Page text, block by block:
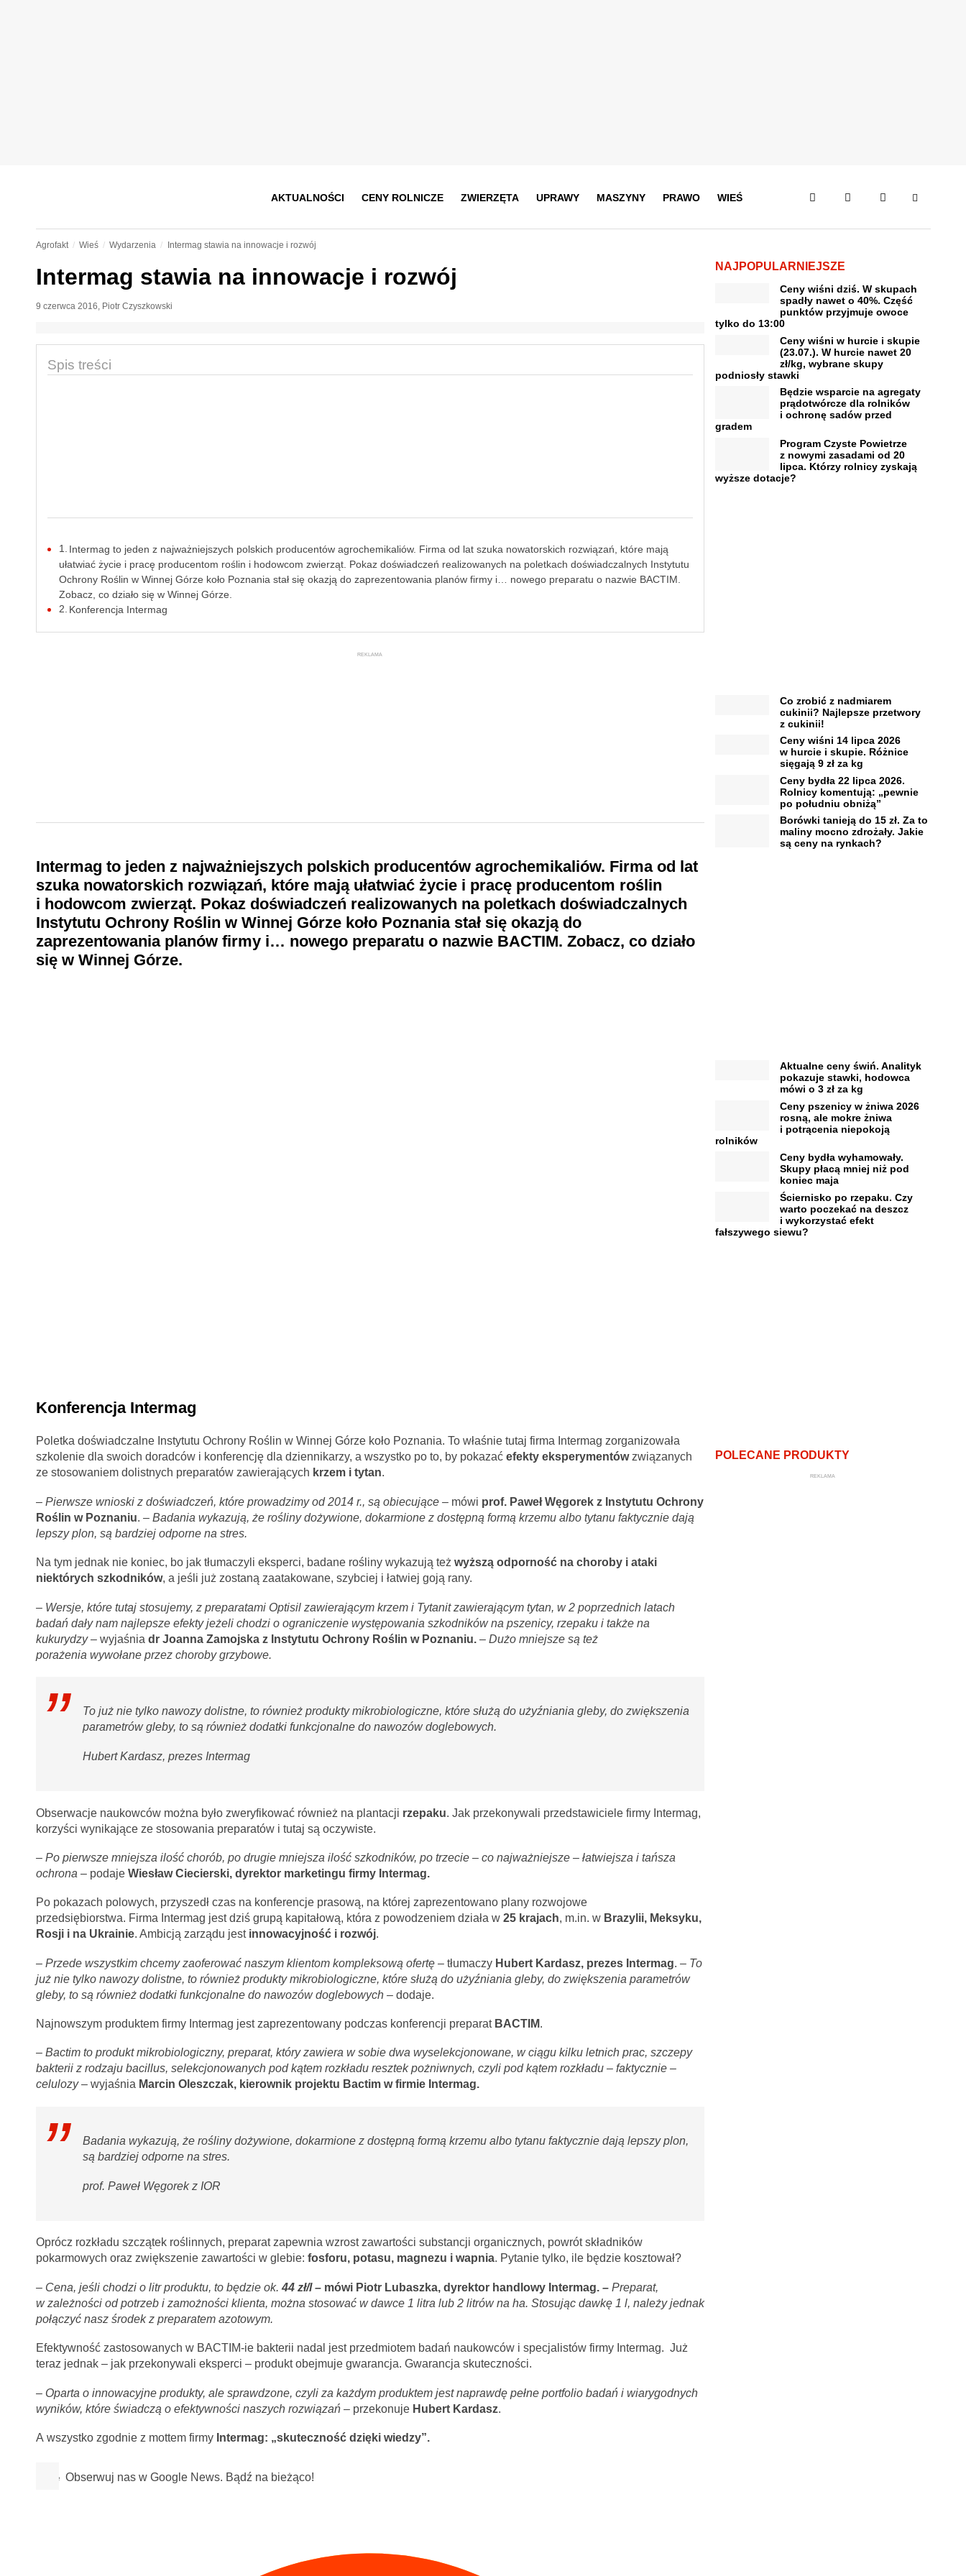
AKTUALNOŚCI CENY ROLNICZE ZWIERZĘTA UPRAWY MASZYNY PRAWO WIEŚ
Agrofakt Wieś Wydarzenia Intermag stawia na innowacje i rozwój
Intermag stawia na innowacje i rozwój
9 czerwca 2016, Piotr Czyszkowski
Spis treści
Intermag to jeden z najważniejszych polskich producentów agrochemikaliów. Firma od lat szuka nowatorskich rozwiązań, które mają
ułatwiać życie i pracę producentom roślin i hodowcom zwierząt. Pokaz doświadczeń realizowanych na poletkach doświadczalnych Instytutu
Ochrony Roślin w Winnej Górze koło Poznania stał się okazją do zaprezentowania planów firmy i… nowego preparatu o nazwie BACTIM.
Zobacz, co działo się w Winnej Górze.
Konferencja Intermag
REKLAMA
Intermag to jeden z najważniejszych polskich producentów agrochemikaliów. Firma od lat
szuka nowatorskich rozwiązań, które mają ułatwiać życie i pracę producentom roślin
i hodowcom zwierząt. Pokaz doświadczeń realizowanych na poletkach doświadczalnych
Instytutu Ochrony Roślin w Winnej Górze koło Poznania stał się okazją do
zaprezentowania planów firmy i… nowego preparatu o nazwie BACTIM. Zobacz, co działo
się w Winnej Górze.
Konferencja Intermag
Poletka doświadczalne Instytutu Ochrony Roślin w Winnej Górze koło Poznania. To właśnie tutaj firma Intermag zorganizowała
szkolenie dla swoich doradców i konferencję dla dziennikarzy, a wszystko po to, by pokazać efekty eksperymentówzwiązanych
ze stosowaniem dolistnych preparatów zawierających krzem i tytan.
– Pierwsze wnioski z doświadczeń, które prowadzimy od 2014 r., są obiecujące –mówi prof. Paweł Węgorek z Instytutu Ochrony
Roślin w Poznaniu. –Badania wykazują, że rośliny dożywione, dokarmione z dostępną formą krzemu albo tytanu faktycznie dają
lepszy plon, są bardziej odporne na stres.
Na tym jednak nie koniec, bo jak tłumaczyli eksperci, badane rośliny wykazują też wyższą odporność na choroby i ataki
niektórych szkodników, a jeśli już zostaną zaatakowane, szybciej i łatwiej goją rany.
– Wersje, które tutaj stosujemy, z preparatami Optisil zawierającym krzem i Tytanit zawierającym tytan, w 2 poprzednich latach
badań dały nam najlepsze efekty jeżeli chodzi o ograniczenie występowania szkodników na pszenicy, rzepaku i także na
kukurydzy – wyjaśnia dr Joanna Zamojska z Instytutu Ochrony Roślin w Poznaniu. – Dużo mniejsze są też
porażenia wywołane przez choroby grzybowe.
To już nie tylko nawozy dolistne, to również produkty mikrobiologiczne, które służą do użyźniania gleby, do zwiększenia
parametrów gleby, to są również dodatki funkcjonalne do nawozów doglebowych.
Hubert Kardasz, prezes Intermag
Obserwacje naukowców można było zweryfikować również na plantacji rzepaku. Jak przekonywali przedstawiciele firmy Intermag,
korzyści wynikające ze stosowania preparatów i tutaj są oczywiste.
– Po pierwsze mniejsza ilość chorób, po drugie mniejsza ilość szkodników, po trzecie – co najważniejsze – łatwiejsza i tańsza
ochrona – podaje Wiesław Ciecierski, dyrektor marketingu firmy Intermag.
Po pokazach polowych, przyszedł czas na konferencje prasową, na której zaprezentowano plany rozwojowe
przedsiębiorstwa. Firma Intermag jest dziś grupą kapitałową, która z powodzeniem działa w 25 krajach, m.in. w Brazylii, Meksyku,
Rosji i na Ukrainie. Ambicją zarządu jest innowacyjność i rozwój.
– Przede wszystkim chcemy zaoferować naszym klientom kompleksową ofertę –tłumaczy Hubert Kardasz, prezes Intermag. –To
już nie tylko nawozy dolistne, to również produkty mikrobiologiczne, które służą do użyźniania gleby, do zwiększenia parametrów
gleby, to są również dodatki funkcjonalne do nawozów doglebowych – dodaje.
Najnowszym produktem firmy Intermag jest zaprezentowany podczas konferencji preparat BACTIM.
– Bactim to produkt mikrobiologiczny, preparat, który zawiera w sobie dwa wyselekcjonowane, w ciągu kilku letnich prac, szczepy
bakterii z rodzaju bacillus, selekcjonowanych pod kątem rozkładu resztek pożniwnych, czyli pod kątem rozkładu – faktycznie –
celulozy– wyjaśnia Marcin Oleszczak, kierownik projektu Bactim w firmie Intermag.
Badania wykazują, że rośliny dożywione, dokarmione z dostępną formą krzemu albo tytanu faktycznie dają lepszy plon,
są bardziej odporne na stres.
prof. Paweł Węgorek z IOR
Oprócz rozkładu szczątek roślinnych, preparat zapewnia wzrost zawartości substancji organicznych, powrót składników
pokarmowych oraz zwiększenie zawartości w glebie: fosforu, potasu, magnezu i wapnia. Pytanie tylko, ile będzie kosztował?
– Cena, jeśli chodzi o litr produktu, to będzie ok.44 zł/l – mówi Piotr Lubaszka, dyrektor handlowy Intermag. –Preparat,
w zależności od potrzeb i zamożności klienta, można stosować w dawce 1 litra lub 2 litrów na ha. Stosując dawkę 1 l, należy jednak
połączyć nasz środek z preparatem azotowym.
Efektywność zastosowanych w BACTIM-ie bakterii nadal jest przedmiotem badań naukowców i specjalistów firmy Intermag. Już
teraz jednak – jak przekonywali eksperci – produkt obejmuje gwarancja. Gwarancja skuteczności.
– Oparta o innowacyjne produkty, ale sprawdzone, czyli za każdym produktem jest naprawdę pełne portfolio badań i wiarygodnych
wyników, które świadczą o efektywności naszych rozwiązań – przekonuje Hubert Kardasz.
A wszystko zgodnie z mottem firmy Intermag: „skuteczność dzięki wiedzy”.
Obserwuj nas w Google News. Bądź na bieżąco!
NAJPOPULARNIEJSZE
Ceny wiśni dziś. W skupach
spadły nawet o 40%. Część
punktów przyjmuje owoce
tylko do 13:00
Ceny wiśni w hurcie i skupie
(23.07.). W hurcie nawet 20
zł/kg, wybrane skupy
podniosły stawki
Będzie wsparcie na agregaty
prądotwórcze dla rolników
i ochronę sadów przed
gradem
Program Czyste Powietrze
z nowymi zasadami od 20
lipca. Którzy rolnicy zyskają
wyższe dotacje?
Co zrobić z nadmiarem
cukinii? Najlepsze przetwory
z cukinii!
Ceny wiśni 14 lipca 2026
w hurcie i skupie. Różnice
sięgają 9 zł za kg
Ceny bydła 22 lipca 2026.
Rolnicy komentują: „pewnie
po południu obniżą”
Borówki tanieją do 15 zł. Za to
maliny mocno zdrożały. Jakie
są ceny na rynkach?
Aktualne ceny świń. Analityk
pokazuje stawki, hodowca
mówi o 3 zł za kg
Ceny pszenicy w żniwa 2026
rosną, ale mokre żniwa
i potrącenia niepokoją
rolników
Ceny bydła wyhamowały.
Skupy płacą mniej niż pod
koniec maja
Ściernisko po rzepaku. Czy
warto poczekać na deszcz
i wykorzystać efekt
fałszywego siewu?
POLECANE PRODUKTY
REKLAMA